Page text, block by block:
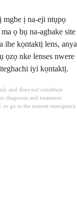
mgbe ị na-eji ntụpọ
ọ bụ na-agbake site
ihe kọntaktị lens, anya
ọzọ nke lenses nwere
iyi kọntaktị.
and does not constitute
diagnosis and treatment
go to the nearest emergency